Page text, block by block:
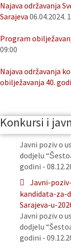
Najava održavanja
Sarajeva 06.04.2024.
Program
09:00
Najava održavanja
obilježavanja 40.
Konkursi i
Javni poziv o
dodjelu
godini -
Javni-
kandidata-za-
Sarajeva-u-
Javni poziv o
dodjelu
godini -